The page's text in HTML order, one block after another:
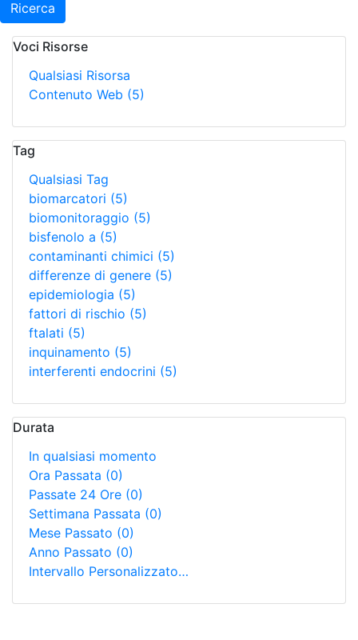
Ricerca
Voci Risorse
Qualsiasi Risorsa
Contenuto Web (5)
Tag
Qualsiasi Tag
biomarcatori (5)
biomonitoraggio (5)
bisfenolo a (5)
contaminanti chimici (5)
differenze di genere (5)
epidemiologia (5)
fattori di rischio (5)
ftalati (5)
inquinamento (5)
interferenti endocrini (5)
Durata
In qualsiasi momento
Ora Passata (0)
Passate 24 Ore (0)
Settimana Passata (0)
Mese Passato (0)
Anno Passato (0)
Intervallo Personalizzato…